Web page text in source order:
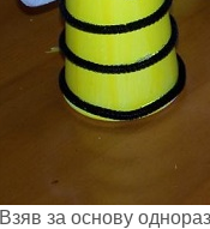
Взяв за основу